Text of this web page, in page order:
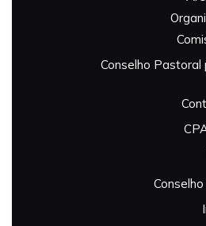
Conselho Pastoral